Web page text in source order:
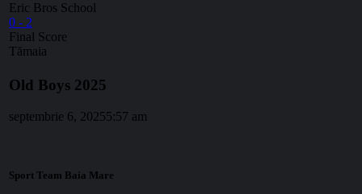
Eric Bros School
0 - 2
Final Score
Tămaia
Old Boys 2025
septembrie 6, 20255:57 am
Sport Team Baia Mare